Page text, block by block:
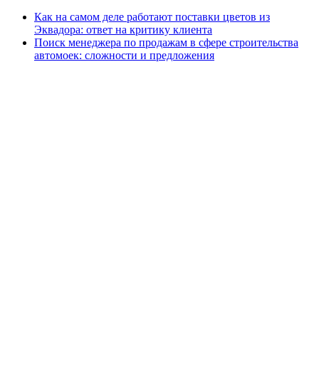
Как на самом деле работают поставки цветов из
Эквадора: ответ на критику клиента
Поиск менеджера по продажам в сфере строительства
автомоек: сложности и предложения